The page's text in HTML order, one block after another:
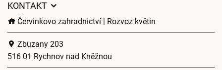
KONTAKT
Červinkovo zahradnictví | Rozvoz květin
Zbuzany 203
516 01 Rychnov nad Kněžnou